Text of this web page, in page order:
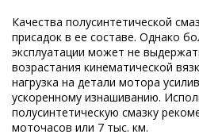
Качества полусинтетической
присадок в ее составе. Однако
эксплуатации может не
возрастания кинематической
нагрузка на детали мотора
ускоренному изнашиванию.
полусинтетическую смазку
моточасов или 7 тыс. км.